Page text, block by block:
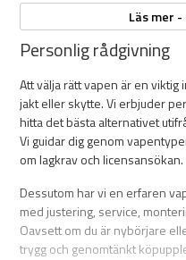
Magasinkapacitet: 2+1
Kolv: Technopolymer med
Kolvlängd: 360 mm (från
Låda: Stål med
Varbygel: Förstorad,
Bakkappa: Gummi,
Sikte: Fluorescerande
Läs mer
Personlig rådgivning
Att välja rätt vapen är en
jakt eller skytte. Vi erbjuder
hitta det bästa alternativet
Vi guidar dig genom
om lagkrav och licensansökan.
Dessutom har vi en erfaren
med justering, service,
Oavsett om du är nybörjare
trygg och genomtänkt